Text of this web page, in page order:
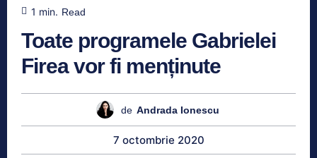
1 min. Read
Toate programele Gabrielei
Firea vor fi menținute
de Andrada Ionescu
7 octombrie 2020